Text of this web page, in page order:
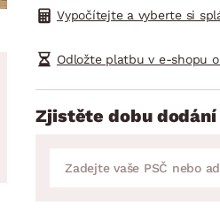
Vypočítejte a vyberte si
Odložte platbu v e-shopu
Zjistěte dobu